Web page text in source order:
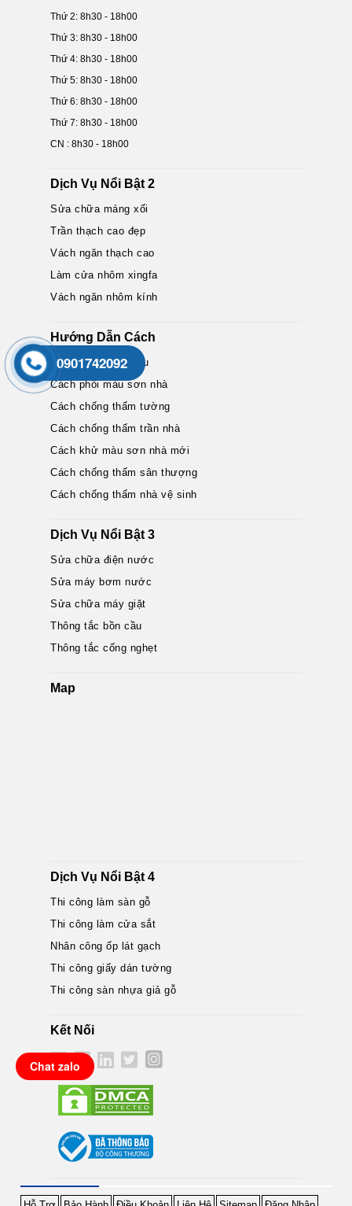
Thứ 2: 8h30 - 18h00
Thứ 3: 8h30 - 18h00
Thứ 4: 8h30 - 18h00
Thứ 5: 8h30 - 18h00
Thứ 6: 8h30 - 18h00
Thứ 7: 8h30 - 18h00
CN : 8h30 - 18h00
Dịch Vụ Nổi Bật 2
Sửa chữa máng xối
Trần thạch cao đẹp
Vách ngăn thạch cao
Làm cửa nhôm xingfa
Vách ngăn nhôm kính
Hướng Dẫn Cách
Cách thông bồn cầu
Cách phối màu sơn nhà
Cách chống thấm tường
Cách chống thấm trần nhà
Cách khử màu sơn nhà mới
Cách chống thấm sân thượng
Cách chống thấm nhà vệ sinh
Dịch Vụ Nổi Bật 3
Sửa chữa điện nước
Sửa máy bơm nước
Sửa chữa máy giặt
Thông tắc bồn cầu
Thông tắc cống nghẹt
Map
Dịch Vụ Nổi Bật 4
Thi công làm sàn gỗ
Thi công làm cửa sắt
Nhân công ốp lát gạch
Thi công giấy dán tường
Thi công sàn nhựa giả gỗ
Kết Nối
Chat zalo
0901742092